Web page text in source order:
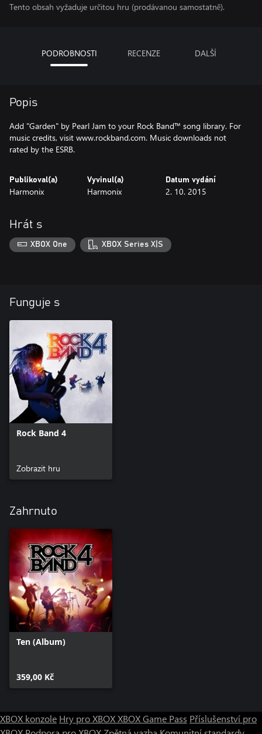
Tento obsah vyžaduje určitou hru (prodávanou samostatně).
PODROBNOSTI RECENZE DALŠÍ
Popis
Add "Garden" by Pearl Jam to your Rock Band™ song library. For
music credits, visit www.rockband.com. Music downloads not
rated by the ESRB.
Publikoval(a)
Harmonix
Vyvinul(a)
Harmonix
Datum vydání
2. 10. 2015
Hrát s
XBOX One XBOX Series X|S
Funguje s
Rock Band 4
Zobrazit hru
Zahrnuto
Ten (Album)
359,00 Kč
XBOX konzole Hry pro XBOXXBOX Game Pass Příslušenství pro